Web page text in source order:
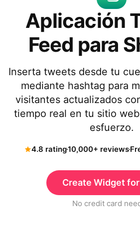
Aplicación
Feed para
Inserta tweets desde tu
mediante hashtag para
visitantes actualizados
tiempo real en tu sitio
esfuerzo.
4.8 rating10,000+ reviews
Create Widget
No credit card